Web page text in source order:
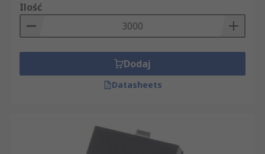
Ilość
Dodaj
Datasheets